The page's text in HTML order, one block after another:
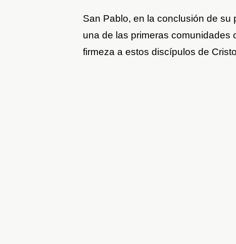
San Pablo, en la conclusión de su
una de las primeras comunidades
firmeza a estos discípulos de